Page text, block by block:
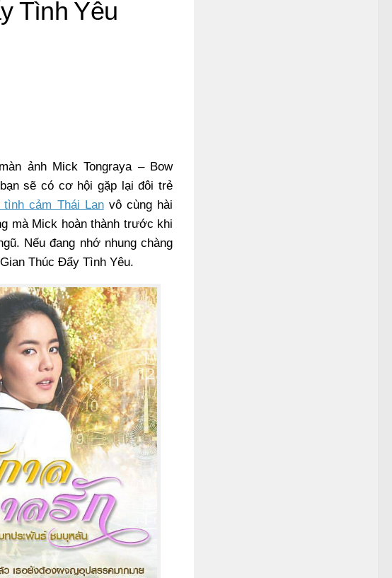
Tình Yêu
ảnh Mick Tongraya – Bow
sẽ có cơ hội gặp lại đôi trẻ
tình cảm Thái Lanvô cùng hài
mà Mick hoàn thành trước khi
Nếu đang nhớ nhung chàng
Thúc Đẩy Tình Yêu.